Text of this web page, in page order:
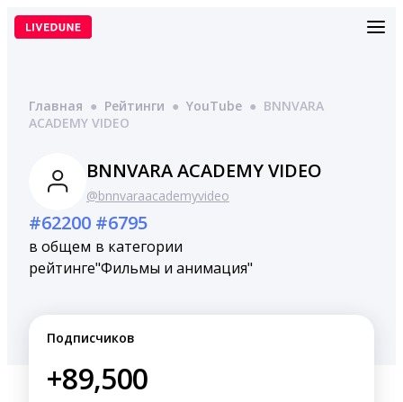
Перейти
Главная ● Рейтинги ● YouTube ● BNNVARA
ACADEMY VIDEO
BNNVARA ACADEMY VIDEO
@bnnvaraacademyvideo
#62200
в общем
рейтинге
#6795
в категории
"Фильмы и анимация"
Подписчиков
+89,500